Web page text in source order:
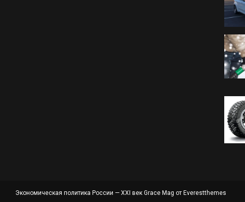
Экономическая политика России — XXI век Grace Mag от Everestthemes